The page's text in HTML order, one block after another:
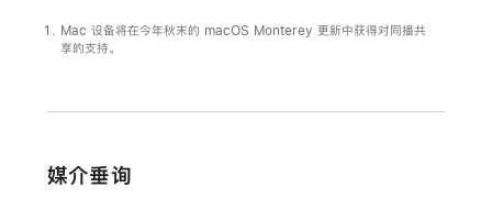
同
为
FaceTime
Mac 设备将在今年秋末的 macOS Monterey 更新中获得对同播共
享的支持。
媒介垂询